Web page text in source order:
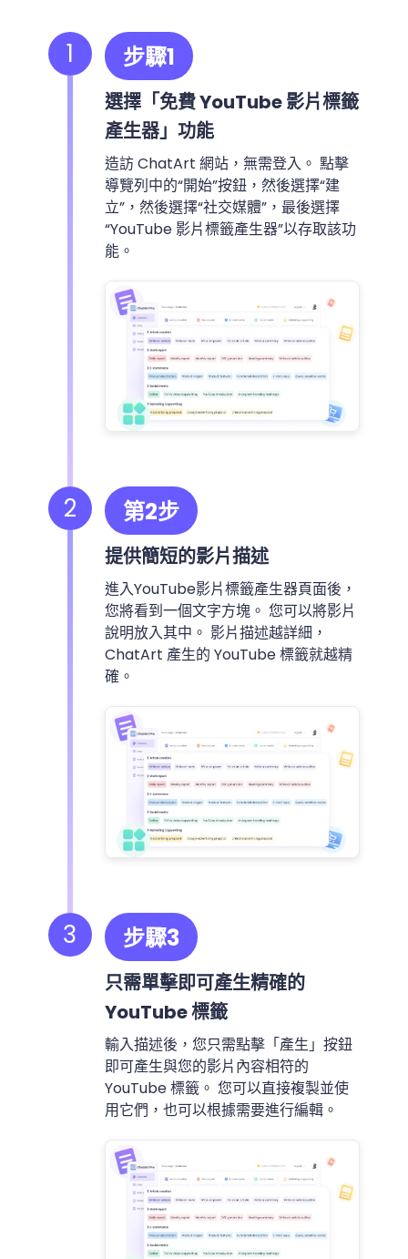
1 步驟1
選擇「免費 YouTube 影片標籤
產生器」功能
造訪 ChatArt 網站，無需登入。 點擊
導覽列中的“開始”按鈕，然後選擇“建
立”，然後選擇“社交媒體”，最後選擇
“YouTube 影片標籤產生器”以存取該功
能。
第2步
提供簡短的影片描述
進入YouTube影片標籤產生器頁面後，
您將看到一個文字方塊。 您可以將影片
說明放入其中。 影片描述越詳細，
ChatArt 產生的 YouTube 標籤就越精
確。
2
3 步驟3
只需單擊即可產生精確的
YouTube 標籤
輸入描述後，您只需點擊「產生」按鈕
即可產生與您的影片內容相符的
YouTube 標籤。 您可以直接複製並使
用它們，也可以根據需要進行編輯。